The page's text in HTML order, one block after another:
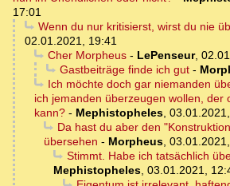
17:01
Wenn du nur kritisierst, wirst du nie
02.01.2021, 19:41
Cher Morpheus- LePenseur,
Gastbeiträge finde ich gut-
Ich möchte doch gar niemanden
ich jemanden überzeugen wollen, der
kann? - Mephistopheles,
Da hast du aber den
übersehen - Morpheus,
Stimmt. Habe ich tatsächlich
Mephistopheles, 03.01.2021,